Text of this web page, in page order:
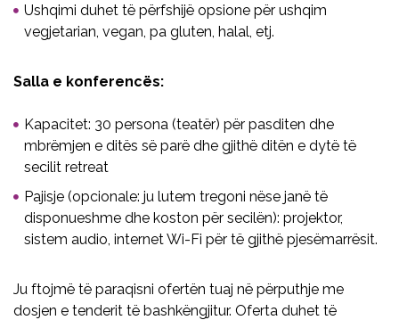
Ushqimi duhet të përfshijë opsione për ushqim
vegjetarian, vegan, pa gluten, halal, etj.
Salla e konferencës:
Kapacitet: 30 persona (teatër) për pasditen dhe
mbrëmjen e ditës së parë dhe gjithë ditën e dytë të
secilit retreat
Pajisje (opcionale: ju lutem tregoni nëse janë të
disponueshme dhe koston për secilën): projektor,
sistem audio, internet Wi-Fi për të gjithë pjesëmarrësit.
Ju ftojmë të paraqisni ofertën tuaj në përputhje me
dosjen e tenderit të bashkëngjitur. Oferta duhet të